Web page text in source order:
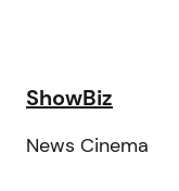
ShowBiz
News Cinema